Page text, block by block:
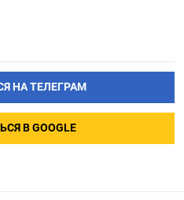
НА ТЕЛЕГРАМ
В GOOGLE